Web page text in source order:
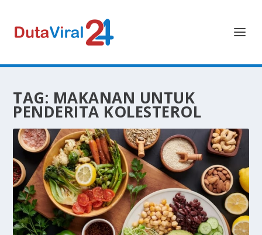
TAG: MAKANAN UNTUK
PENDERITA KOLESTEROL